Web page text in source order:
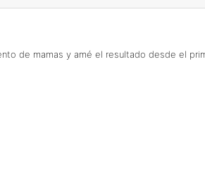
de mamas y amé el resultado desde el